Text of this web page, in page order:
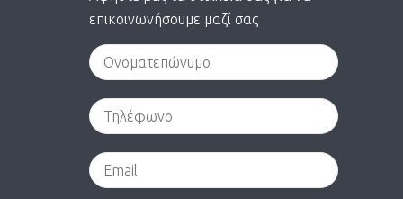
επικοινωνήσουμε μαζί σας